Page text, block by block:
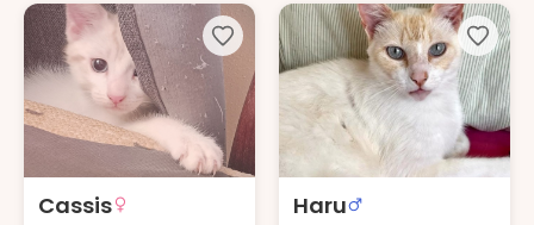
Cassis Haru